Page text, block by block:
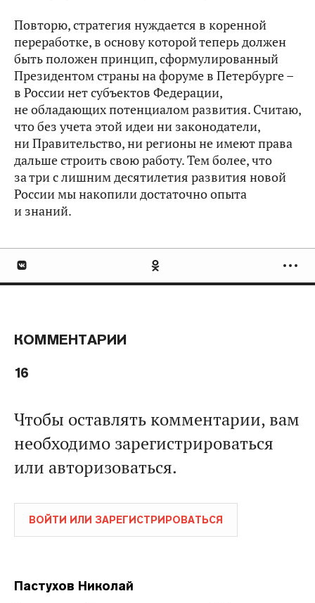
Повторю, стратегия нуждается в коренной
переработке, в основу которой теперь должен
быть положен принцип, сформулированный
Президентом страны на форуме в Петербурге –
в России нет субъектов Федерации,
не обладающих потенциалом развития. Считаю,
что без учета этой идеи ни законодатели,
ни Правительство, ни регионы не имеют права
дальше строить свою работу. Тем более, что
за три с лишним десятилетия развития новой
России мы накопили достаточно опыта
и знаний.
КОММЕНТАРИИ
16
Чтобы оставлять комментарии, вам
необходимо зарегистрироваться
или авторизоваться.
ВОЙТИ ИЛИ ЗАРЕГИСТРИРОВАТЬСЯ
Пастухов Николай